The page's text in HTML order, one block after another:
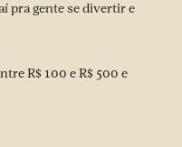
pra gente se divertir e
R$ 100 e R$ 500 e